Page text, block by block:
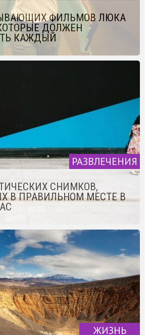
ФИЛЬМОВ ЛЮКА
ДОЛЖЕН
КАЖДЫЙ
РАЗВЛЕЧЕНИЯ
СНИМКОВ,
В ПРАВИЛЬНОМ МЕСТЕ В
ЖИЗНЬ